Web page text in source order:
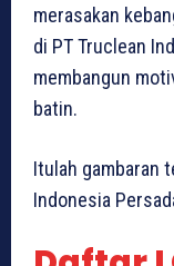
merasakan
di PT Truclean
membangun
batin.
Itulah gambaran
Indonesia